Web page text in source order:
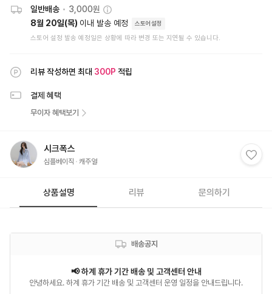
일반배송 • 3,000원
8월 20일(목) 이내 발송 예정 스토어설정
스토어 설정 발송 예정일은 상황에 따라 변경 또는 지연될 수 있습니다.
리뷰 작성하면 최대 300P 적립
결제 혜택
무이자 혜택보기
시크폭스
심플베이직 캐주얼
상품설명 리뷰 문의하기
배송공지
안녕하세요. 하계 휴가 기간 배송 및 고객센터 운영 일정을 안내드립니다.